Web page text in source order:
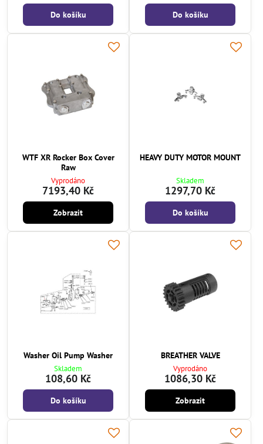
Do košíku Do košíku
WTF XR Rocker Box Cover
Raw
Vyprodáno
7193,40 Kč
Zobrazit
HEAVY DUTY MOTOR MOUNT
Skladem
1297,70 Kč
Do košíku
Washer Oil Pump Washer
Skladem
108,60 Kč
Do košíku
BREATHER VALVE
Vyprodáno
1086,30 Kč
Zobrazit